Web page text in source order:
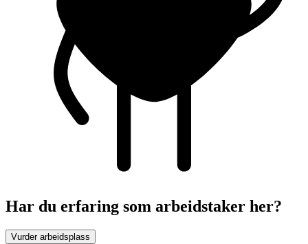
Har du erfaring som arbeidstaker her?
Vurder arbeidsplass